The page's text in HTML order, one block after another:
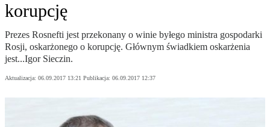
korupcję
Prezes Rosnefti jest przekonany o winie byłego ministra gospodarki
Rosji, oskarżonego o korupcję. Głównym świadkiem oskarżenia
jest...Igor Sieczin.
Aktualizacja: 06.09.2017 13:21 Publikacja: 06.09.2017 12:37